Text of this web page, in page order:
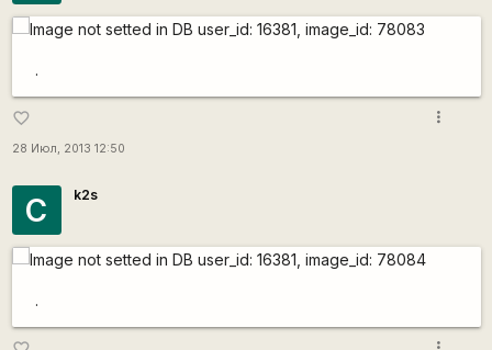
.
favorite_border
28 Июл, 2013 12:50
more_vert
С k2s
.